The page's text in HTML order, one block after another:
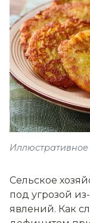
Сельское
под угрозой
явлений. Как